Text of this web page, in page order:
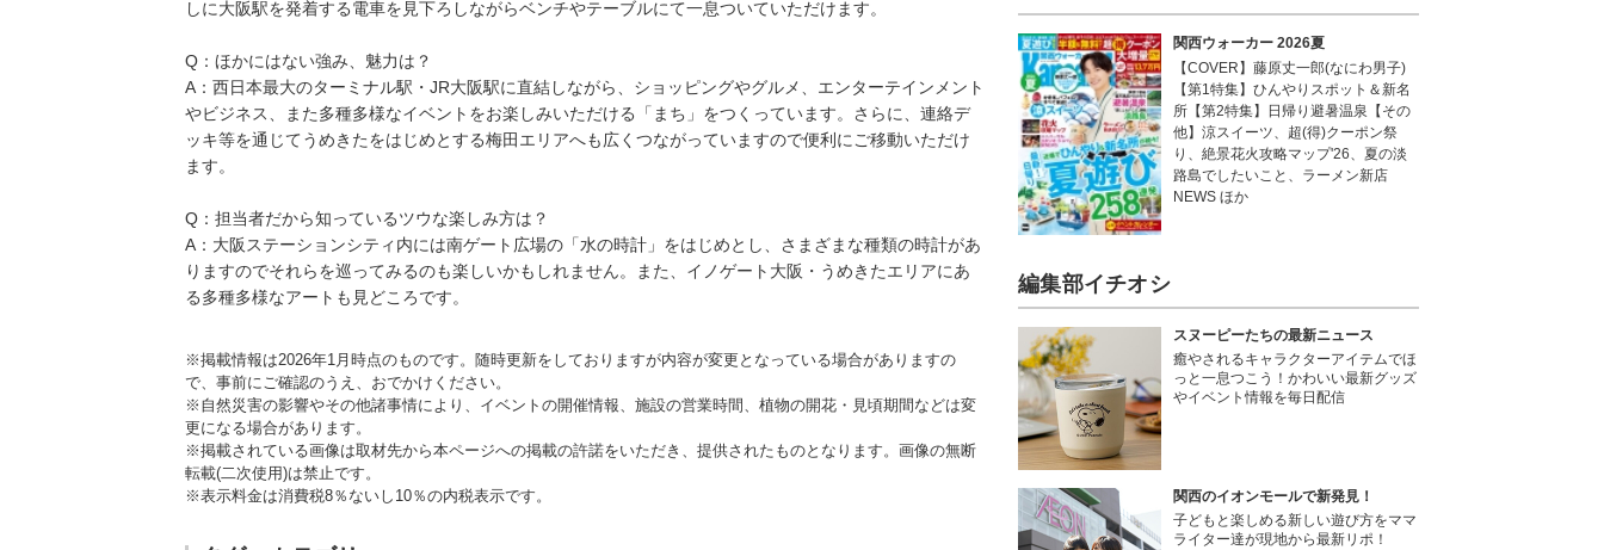
しに大阪駅を発着する電車を見下ろしながらベンチやテーブルにて一息ついていただけます。
Q：ほかにはない強み、魅力は？
A：西日本最大のターミナル駅・JR大阪駅に直結しながら、ショッピングやグルメ、エンターテインメント
やビジネス、また多種多様なイベントをお楽しみいただける「まち」をつくっています。さらに、連絡デ
ッキ等を通じてうめきたをはじめとする梅田エリアへも広くつながっていますので便利にご移動いただけ
ます。
Q：担当者だから知っているツウな楽しみ方は？
A：大阪ステーションシティ内には南ゲート広場の「水の時計」をはじめとし、さまざまな種類の時計があ
りますのでそれらを巡ってみるのも楽しいかもしれません。また、イノゲート大阪・うめきたエリアにあ
る多種多様なアートも見どころです。
※掲載情報は2026年1月時点のものです。随時更新をしておりますが内容が変更となっている場合がありますの
で、事前にご確認のうえ、おでかけください。
※自然災害の影響やその他諸事情により、イベントの開催情報、施設の営業時間、植物の開花・見頃期間などは変
更になる場合があります。
※掲載されている画像は取材先から本ページへの掲載の許諾をいただき、提供されたものとなります。画像の無断
転載(二次使用)は禁止です。
※表示料金は消費税8％ないし10％の内税表示です。
関西ウォーカー 2026夏
【COVER】藤原丈一郎(なにわ男子)
【第1特集】ひんやりスポット＆新名
所【第2特集】日帰り避暑温泉【その
他】涼スイーツ、超(得)クーポン祭
り、絶景花火攻略マップ'26、夏の淡
路島でしたいこと、ラーメン新店
NEWS ほか
編集部イチオシ
スヌーピーたちの最新ニュース
癒やされるキャラクターアイテムでほ
っと一息つこう！かわいい最新グッズ
やイベント情報を毎日配信
関西のイオンモールで新発見！
子どもと楽しめる新しい遊び方をママ
ライター達が現地から最新リポ！